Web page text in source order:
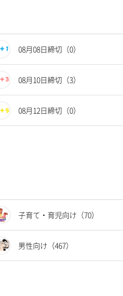
08月08日締切（0）
08月10日締切（3）
08月12日締切（0）
子育て・育児向け（70）
男性向け（467）